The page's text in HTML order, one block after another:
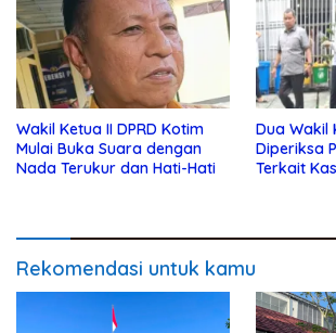
Wakil Ketua II DPRD Kotim
Mulai Buka Suara dengan
Nada Terukur dan Hati-Hati
Dua Wakil
Diperiksa
Terkait
Rekomendasi untuk kamu